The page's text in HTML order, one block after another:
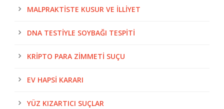
MALPRAKTISTE KUSUR VE İLLIYET
DNA TESTIYLE SOYBAĞI TESPITI
KRIPTO PARA ZIMMETI SUÇU
EV HAPSI KARARI
YÜZ KIZARTICI SUÇLAR